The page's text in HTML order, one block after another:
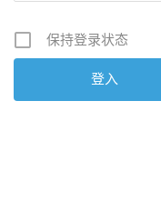
保持登录状态